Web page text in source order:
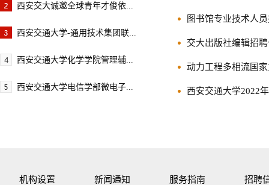
西安交大诚邀全球青年才俊依...
西安交通大学-通用技术集团联...
西安交通大学化学学院管理辅...
西安交通大学电信学部微电子...
图书馆专业技术人
交大出版社编辑招
动力工程多相流国
西安交通大学2022
机构设置 新闻通知 服务指南 招聘